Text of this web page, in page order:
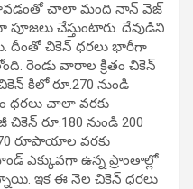
కావ‌డంతో చాలా మంది నాన్ వెజ్
పూజ‌లు చేస్తుంటారు. దేవుడిని
దీంతో చికెన్ ధ‌ర‌లు భారీగా
రెండు వారాల క్రితం చికెన్
కిలో రూ.270 నుండి
ధ‌ర‌లు చాలా వ‌ర‌కు
రూ.180 నుండి 200
రూపాయాల వ‌ర‌కు
ఎక్కువ‌గా ఉన్న ప్రాంతాల్లో
ఇక ఈ నెల చికెన్ ధ‌ర‌లు